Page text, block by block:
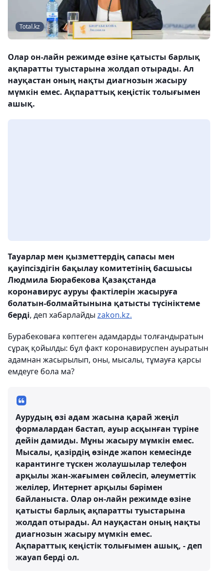
Total.kz
Олар он-лайн режимде өзіне қатысты барлық
ақпаратты туыстарына жолдап отырады. Ал
науқастан оның нақты диагнозын жасыру
мүмкін емес. Ақпараттық кеңістік толығымен
ашық.
Тауарлар мен қызметтердің сапасы мен
қауіпсіздігін бақылау комитетінің басшысы
Людмила Бюрабекова Қазақстанда
коронавирус ауруы фактілерін жасыруға
болатын-болмайтынына қатысты түсініктеме
берді, деп хабарлайды zakon.kz.
Бурабековаға көптеген адамдарды толғандыратын
сұрақ қойылды: бұл факт коронавируспен ауыратын
адамнан жасырылып, оны, мысалы, тұмауға қарсы
емдеуге бола ма?
Аурудың өзі адам жасына қарай жеңіл
формалардан бастап, ауыр асқынған түріне
дейін дамиды. Мұны жасыру мүмкін емес.
Мысалы, қазірдің өзінде жапон кемесінде
карантинге түскен жолаушылар телефон
арқылы жан-жағымен сөйлесіп, әлеуметтік
желілер, Интернет арқылы бәрімен
байланыста. Олар он-лайн режимде өзіне
қатысты барлық ақпаратты туыстарына
жолдап отырады. Ал науқастан оның нақты
диагнозын жасыру мүмкін емес.
Ақпараттық кеңістік толығымен ашық, - деп
жауап берді ол.